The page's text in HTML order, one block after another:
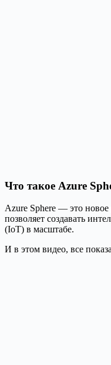
Что такое Azure
Azure Sphere — это
позволяет создавать
(IoT) в масштабе.
И в этом видео, все